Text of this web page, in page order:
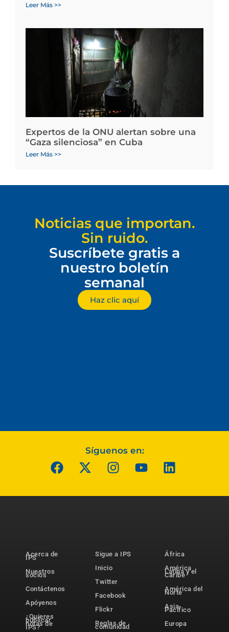
Leer Más >>
Expertos de la ONU alertan sobre una
“Gaza silenciosa” en Cuba
Leer Más >>
Noticias que importan.
Sin ruido.
Suscríbete gratis a
nuestro boletín
semanal
Haz clic aquí
Síguenos en:
Acerca de
IPS
Nuestros
socios
Contáctenos
Apóyenos
¿Quieres
publicar
notas de
IPS?
Sigue a IPS
Inicio
Twitter
Facebook
Flickr
Reglas de
comunidad
África
América
Latina y el
Caribe
América del
Norte
Asia-
Pacífico
Europa